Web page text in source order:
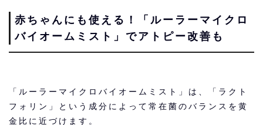
赤ちゃんにも使える！「ルーラーマイクロ
バイオームミスト」でアトピー改善も
「ルーラーマイクロバイオームミスト」は、「ラクト
フォリン」という成分によって常在菌のバランスを黄
金比に近づけます。